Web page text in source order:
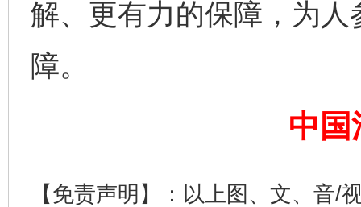
解、更有力的保障，为
障。
中国
【免责声明】：以上图、文、音/
东山县通报“牛蛙产品抗生素超标问题” 法